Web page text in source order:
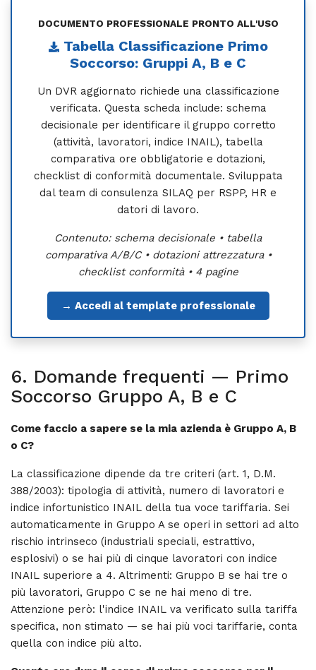
DOCUMENTO PROFESSIONALE PRONTO ALL'USO
Tabella Classificazione Primo
Soccorso: Gruppi A, B e C
Un DVR aggiornato richiede una classificazione
verificata. Questa scheda include: schema
decisionale per identificare il gruppo corretto
(attività, lavoratori, indice INAIL), tabella
comparativa ore obbligatorie e dotazioni,
checklist di conformità documentale. Sviluppata
dal team di consulenza SILAQ per RSPP, HR e
datori di lavoro.
Contenuto: schema decisionale • tabella
comparativa A/B/C • dotazioni attrezzatura •
checklist conformità • 4 pagine
→ Accedi al template professionale
6. Domande frequenti — Primo
Soccorso Gruppo A, B e C
Come faccio a sapere se la mia azienda è Gruppo A, B
o C?
La classificazione dipende da tre criteri (art. 1, D.M.
388/2003): tipologia di attività, numero di lavoratori e
indice infortunistico INAIL della tua voce tariffaria. Sei
automaticamente in Gruppo A se operi in settori ad alto
rischio intrinseco (industriali speciali, estrattivo,
esplosivi) o se hai più di cinque lavoratori con indice
INAIL superiore a 4. Altrimenti: Gruppo B se hai tre o
più lavoratori, Gruppo C se ne hai meno di tre.
Attenzione però: l'indice INAIL va verificato sulla tariffa
specifica, non stimato — se hai più voci tariffarie, conta
quella con indice più alto.